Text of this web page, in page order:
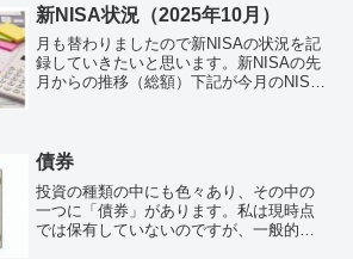
と思います。SFLコ...
新NISA状況（2025年10月）
月も替わりましたので新NISAの状況を記
録していきたいと思います。新NISAの先
月からの推移（総額）下記が今月のNISA
Ｐ...
債券
投資の種類の中にも色々あり、その中の
一つに「債券」があります。私は現時点
では保有していないのですが、一般的に